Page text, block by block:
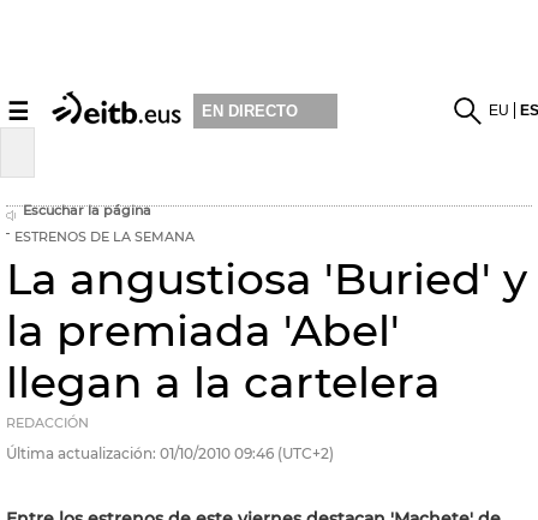
☰ EN DIRECTO EU
Escuchar la página
ESTRENOS DE LA SEMANA
La angustiosa 'Buried' y
la premiada 'Abel'
llegan a la cartelera
REDACCIÓN
Última actualización: 01/10/2010 09:46 (UTC+2)